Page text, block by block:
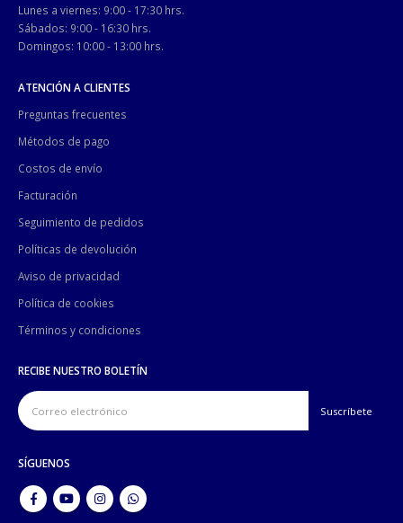
Lunes a viernes: 9:00 - 17:30 hrs.
Sábados: 9:00 - 16:30 hrs.
Domingos: 10:00 - 13:00 hrs.
ATENCIÓN A CLIENTES
Preguntas frecuentes
Métodos de pago
Costos de envío
Facturación
Seguimiento de pedidos
Políticas de devolución
Aviso de privacidad
Política de cookies
Términos y condiciones
RECIBE NUESTRO BOLETÍN
SÍGUENOS